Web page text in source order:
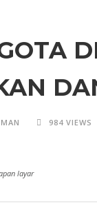
984 VIEWS
layar